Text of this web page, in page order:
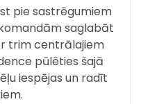
pie sastrēgumiem
saglabāt
trim centrālajiem
pūlēties šajā
iespējas un radīt